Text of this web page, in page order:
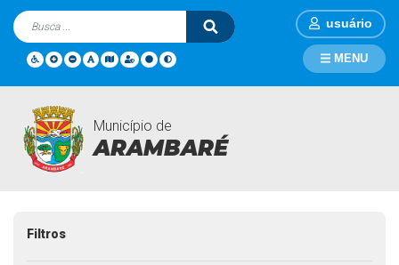
usuário
Município de
ARAMBARÉ
MENU
Legislações
Filtros